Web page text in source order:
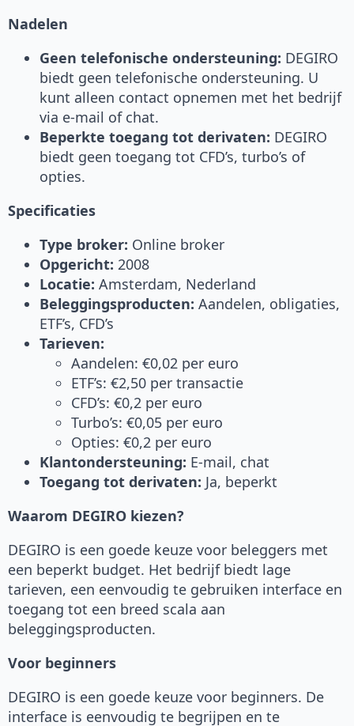
Nadelen
Geen telefonische ondersteuning: DEGIRO
biedt geen telefonische ondersteuning. U
kunt alleen contact opnemen met het bedrijf
via e-mail of chat.
Beperkte toegang tot derivaten: DEGIRO
biedt geen toegang tot CFD’s, turbo’s of
opties.
Specificaties
Type broker: Online broker
Opgericht: 2008
Locatie: Amsterdam, Nederland
Beleggingsproducten: Aandelen, obligaties,
ETF’s, CFD’s
Tarieven:
Aandelen: €0,02 per euro
ETF’s: €2,50 per transactie
CFD’s: €0,2 per euro
Turbo’s: €0,05 per euro
Opties: €0,2 per euro
Klantondersteuning: E-mail, chat
Toegang tot derivaten: Ja, beperkt
Waarom DEGIRO kiezen?
DEGIRO is een goede keuze voor beleggers met
een beperkt budget. Het bedrijf biedt lage
tarieven, een eenvoudig te gebruiken interface en
toegang tot een breed scala aan
beleggingsproducten.
Voor beginners
DEGIRO is een goede keuze voor beginners. De
interface is eenvoudig te begrijpen en te